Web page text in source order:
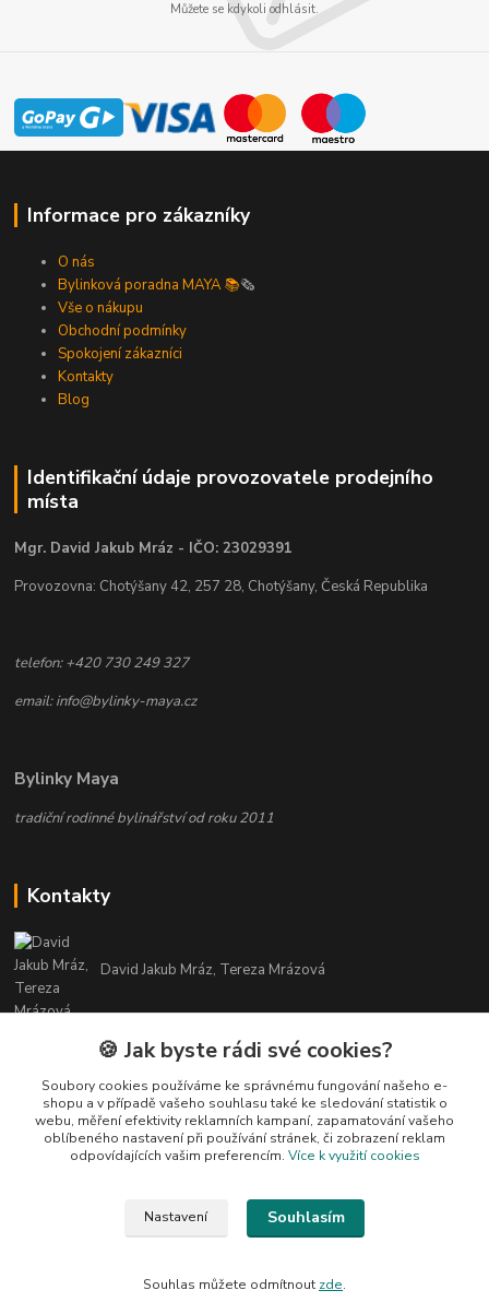
Můžete se kdykoli odhlásit.
Informace pro zákazníky
O nás
Bylinková poradna MAYA 📚🗞️
Vše o nákupu
Obchodní podmínky
Spokojení zákazníci
Kontakty
Blog
Identifikační údaje provozovatele prodejního
místa
Mgr. David Jakub Mráz - IČO: 23029391
Provozovna: Chotýšany 42, 257 28, Chotýšany, Česká Republika
telefon: +420 730 249 327
email: info@bylinky-maya.cz
Bylinky Maya
tradiční rodinné bylinářství od roku 2011
Kontakty
David Jakub Mráz, Tereza Mrázová
info@bylinky-maya.cz
je bez souhlasu kopírovat ani publikovat!
🍪 Jak byste rádi své cookies?
Soubory cookies používáme ke správnému fungování našeho e-
shopu a v případě vašeho souhlasu také ke sledování statistik o
webu, měření efektivity reklamních kampaní, zapamatování vašeho
oblíbeného nastavení při používání stránek, či zobrazení reklam
odpovídajících vašim preferencím. Více k využití cookies
Nastavení Souhlasím
Souhlas můžete odmítnout zde.